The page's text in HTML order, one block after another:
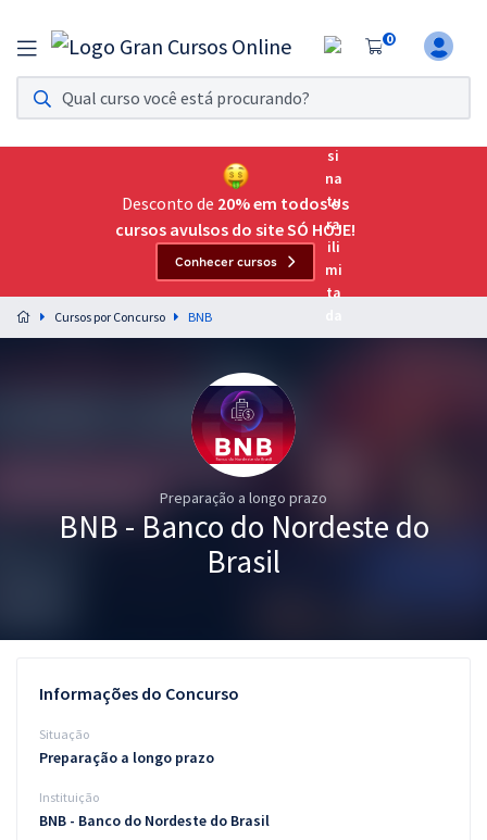
0
Assinatura Ilimitada 11
Acesso a todos os cursos. Teste grátis por 7 dias!
Assinatura OAB Até Passar
Acesso ilimitado a toda preparação para o Exame da
Preparação completa e intensiva para as principais
residências em saúde do Brasil
Conteúdo gratuito
Blog
Desconto de 20% em todos os
cursos avulsos do site SÓ HOJE!
Conhecer cursos
Cursos por Concurso BNB
Preparação a longo prazo
BNB - Banco do Nordeste do
Brasil
Informações do Concurso
Situação
Preparação a longo prazo
Instituição
BNB - Banco do Nordeste do Brasil